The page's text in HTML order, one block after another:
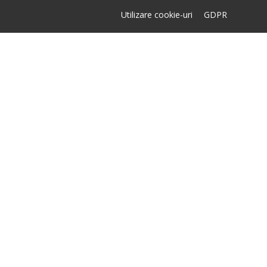
Utilizare cookie-uri GDPR